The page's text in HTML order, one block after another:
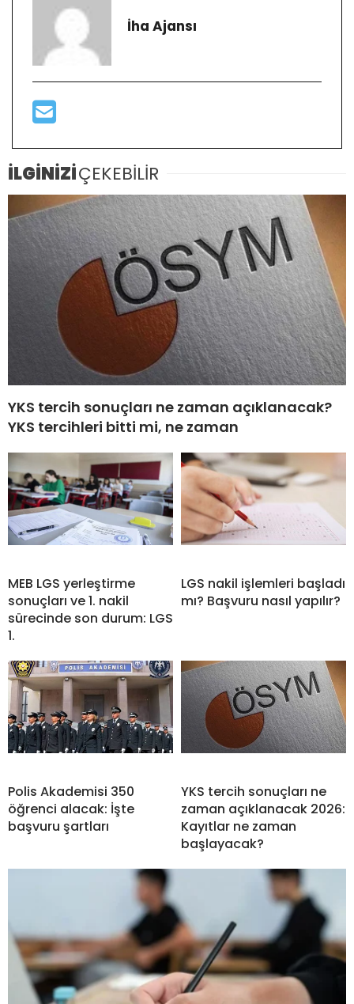
İha Ajansı
İLGİNİZİÇEKEBİLİR
YKS tercih sonuçları ne zaman açıklanacak?
YKS tercihleri bitti mi, ne zaman
MEB LGS yerleştirme
sonuçları ve 1. nakil
sürecinde son durum: LGS
1.
LGS nakil işlemleri başladı
mı? Başvuru nasıl yapılır?
Polis Akademisi 350
öğrenci alacak: İşte
başvuru şartları
YKS tercih sonuçları ne
zaman açıklanacak 2026:
Kayıtlar ne zaman
başlayacak?